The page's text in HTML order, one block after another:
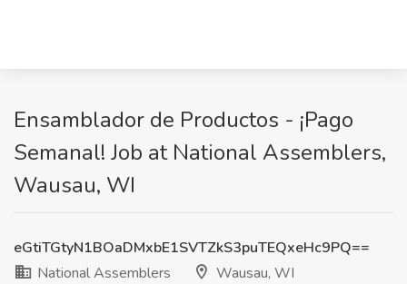
Ensamblador de Productos - ¡Pago
Semanal! Job at National Assemblers,
Wausau, WI
eGtiTGtyN1BOaDMxbE1SVTZkS3puTEQxeHc9PQ==
National Assemblers
Wausau, WI